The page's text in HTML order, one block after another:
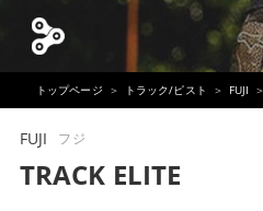
トップページ トラック/ピスト FUJI
FUJI フジ
TRACK ELITE